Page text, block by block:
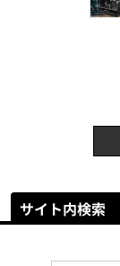
サイト内検索